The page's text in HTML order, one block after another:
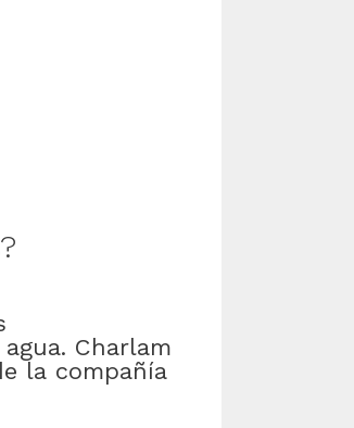
?
agua. Charlam
la compañía